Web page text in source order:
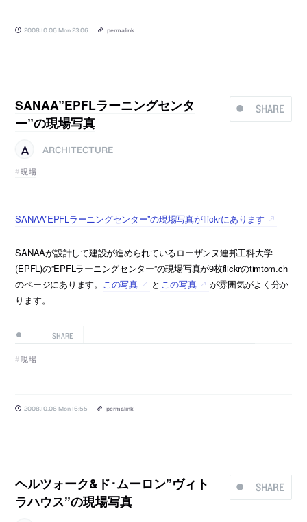
2008.10.06 Mon 23:06 permalink
SHARE
SANAA”EPFLラーニングセンタ
ー”の現場写真
ARCHITECTURE
現場
SANAA”EPFLラーニングセンター”の現場写真がflickrにあります
SANAAが設計して建設が進められているローザンヌ連邦工科大学
(EPFL)の”EPFLラーニングセンター”の現場写真が9枚flickrのtimtom.ch
のページにあります。 この写真 と この写真
が雰囲気がよく分か
ります。
SHARE
現場
2008.10.06 Mon 16:55 permalink
SHARE
ヘルツォーク&ド･ムーロン”ヴィト
ラハウス”の現場写真